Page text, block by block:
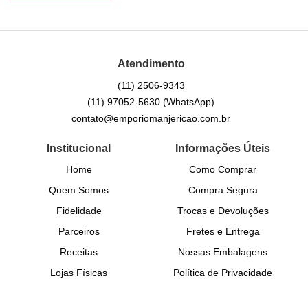
Atendimento
(11) 2506-9343
(11) 97052-5630(WhatsApp)
contato@emporiomanjericao.com.br
Institucional
Home
Quem Somos
Fidelidade
Parceiros
Receitas
Lojas Físicas
Informações Úteis
Como Comprar
Compra Segura
Trocas e Devoluções
Fretes e Entrega
Nossas Embalagens
Política de Privacidade